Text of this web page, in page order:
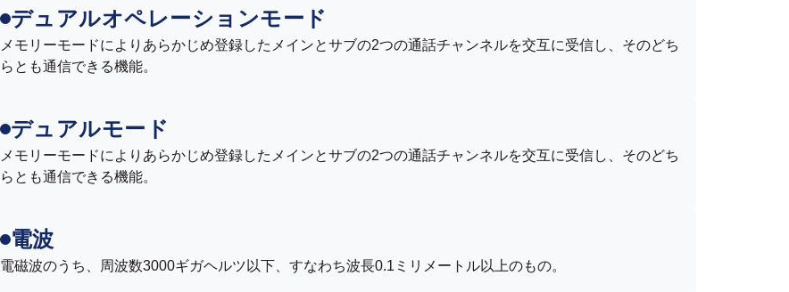
デュアルオペレーションモード
メモリーモードによりあらかじめ登録したメインとサブの2つの通話チャンネルを交互に受信し、そのどち
らとも通信できる機能。
デュアルモード
メモリーモードによりあらかじめ登録したメインとサブの2つの通話チャンネルを交互に受信し、そのどち
らとも通信できる機能。
電波
電磁波のうち、周波数3000ギガヘルツ以下、すなわち波長0.1ミリメートル以上のもの。